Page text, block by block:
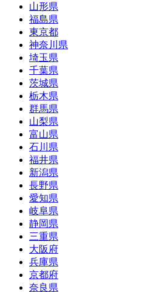
山形県
福島県
東京都
神奈川県
埼玉県
千葉県
茨城県
栃木県
群馬県
山梨県
富山県
石川県
福井県
新潟県
長野県
愛知県
岐阜県
静岡県
三重県
大阪府
兵庫県
京都府
奈良県